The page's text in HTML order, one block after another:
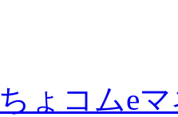
ちょコムe